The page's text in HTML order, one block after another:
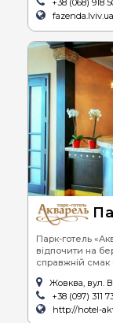
+38 (068) 918
fazenda.lviv.ua
Парк-готель
відпочити на
справжній смак
Жовква, вул.
+38 (097) 311
http://hotel-